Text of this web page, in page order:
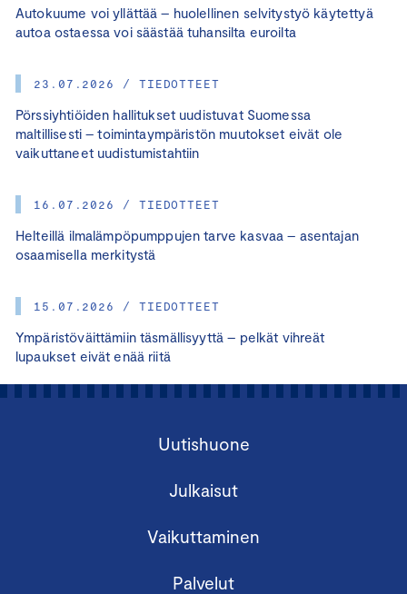
Autokuume voi yllättää – huolellinen selvitystyö käytettyä
autoa ostaessa voi säästää tuhansilta euroilta
23.07.2026 / TIEDOTTEET
Pörssiyhtiöiden hallitukset uudistuvat Suomessa
maltillisesti – toimintaympäristön muutokset eivät ole
vaikuttaneet uudistumistahtiin
16.07.2026 / TIEDOTTEET
Helteillä ilmalämpöpumppujen tarve kasvaa – asentajan
osaamisella merkitystä
15.07.2026 / TIEDOTTEET
Ympäristöväittämiin täsmällisyyttä – pelkät vihreät
lupaukset eivät enää riitä
Uutishuone
Julkaisut
Vaikuttaminen
Palvelut